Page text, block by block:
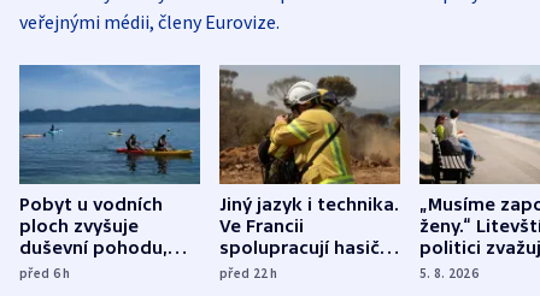
veřejnými médii, členy Eurovize.
Pobyt u vodních
ploch zvyšuje
duševní pohodu,
ukázala
před 6h
Jiný jazyk i technika.
Ve Francii
spolupracují hasiči z
různých zemí
před 22h
„Musíme
ženy.“
politici
dohodu o
5. 8. 2026